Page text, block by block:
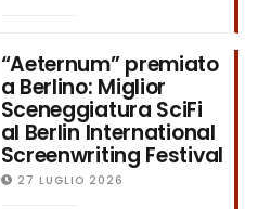
“Aeternum” premiato
a Berlino: Miglior
Sceneggiatura SciFi
al Berlin International
Screenwriting Festival
27 LUGLIO 2026